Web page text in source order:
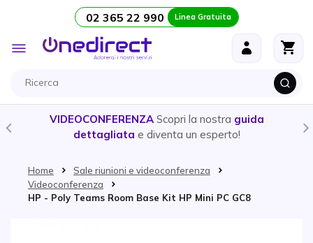
Salta al contenuto 02 365 22 990 Linea Gratuita
Toggle
Nav
VIDEOCONFERENZA Scopri la nostra guida
dettagliata e diventa un esperto!
Home
Sale riunioni e videoconferenza
Videoconferenza
HP - Poly Teams Room Base Kit HP Mini PC GC8